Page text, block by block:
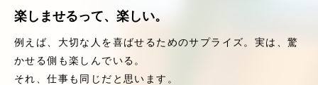
楽しませるって、楽しい。
例えば、⼤切な⼈を喜ばせるためのサプライズ。実は、驚
かせる側も楽しんでいる。
それ、仕事も同じだと思います。